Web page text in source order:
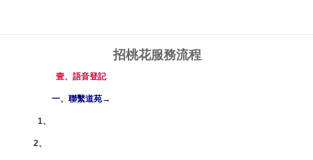
招桃花服務流程
壹、語音登記
一、聯繫道苑→
1、
2、